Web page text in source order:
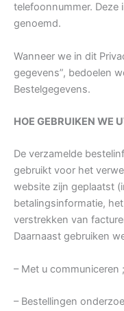
telefoonnummer. Deze
genoemd.
Wanneer we in dit
gegevens”, bedoelen
Bestelgegevens.
HOE GEBRUIKEN WE
De verzamelde
gebruikt voor het
website zijn geplaatst
betalingsinformatie,
verstrekken van
Daarnaast gebruiken
– Met u communiceren ;
– Bestellingen